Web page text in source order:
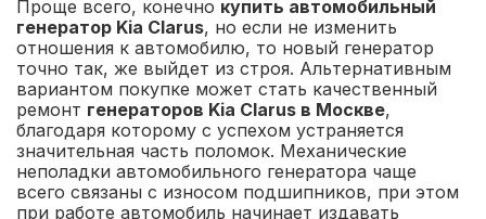
Проще всего, конечно купить автомобильный
генератор Kia Clarus, но если не изменить
отношения к автомобилю, то новый генератор
точно так, же выйдет из строя. Альтернативным
вариантом покупке может стать качественный
ремонт генераторов Kia Clarus в Москве,
благодаря которому с успехом устраняется
значительная часть поломок. Механические
неполадки автомобильного генератора чаще
всего связаны с износом подшипников, при этом
при работе автомобиль начинает издавать